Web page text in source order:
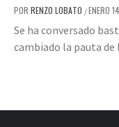
POR RENZO LOBATO /ENERO
Se ha conversado
cambiado la pauta de